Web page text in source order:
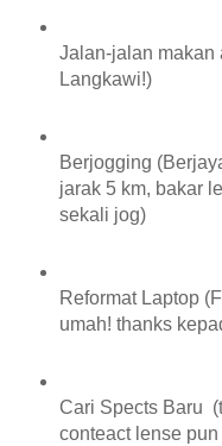
Jalan-jalan makan
Langkawi!)
Berjogging
jarak 5 km, bakar
sekali jog)
Reformat Laptop
umah! thanks
Cari Spects Baru
conteact lense